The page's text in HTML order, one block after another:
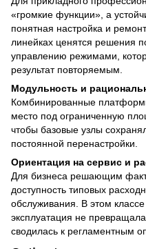
«громкие функции», а
понятная настройка и
линейках ценятся решения
управлению режимами,
результат повторяемым.
Модульность и
Комбинированные
место под ограниченную
чтобы базовые узлы
постоянной перенастройки.
Ориентация на сервис и
Для бизнеса решающим
доступность типовых
обслуживания. В этом
эксплуатация не
сводилась к регламентным